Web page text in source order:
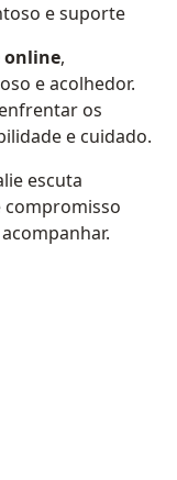
e suporte
online,
e acolhedor.
os
e cuidado.
escuta
compromisso